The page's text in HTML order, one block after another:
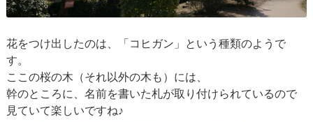
花をつけ出したのは、「コヒガン」という種類のようで
す。
ここの桜の木（それ以外の木も）には、
幹のところに、名前を書いた札が取り付けられているので
見ていて楽しいですね♪